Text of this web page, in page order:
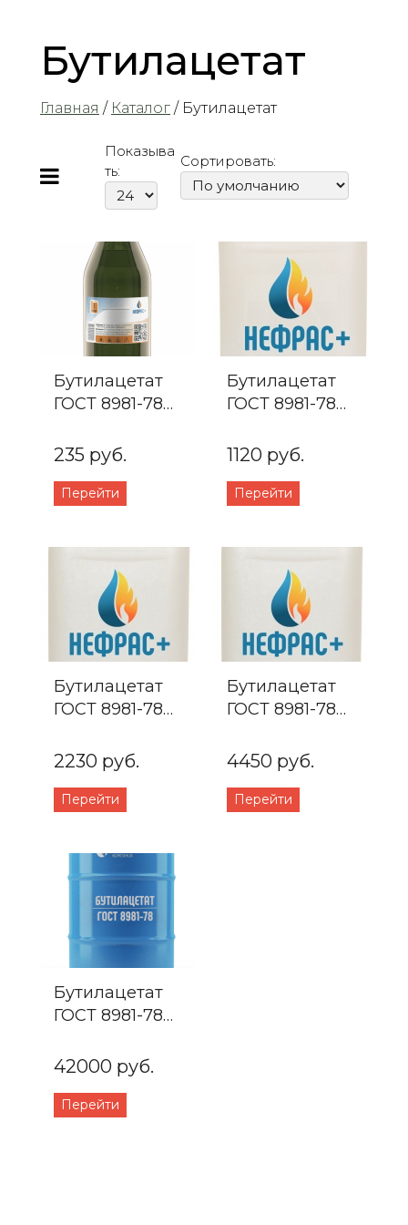
Бутилацетат
Главная / Каталог / Бутилацетат
Показыва
ть:
Сортировать:
Бутилацетат
ГОСТ 8981-78
235 руб.
Перейти
Бутилацетат
ГОСТ 8981-78
1120 руб.
Перейти
Бутилацетат
ГОСТ 8981-78
2230 руб.
Перейти
Бутилацетат
ГОСТ 8981-78
4450 руб.
Перейти
Бутилацетат
ГОСТ 8981-78
42000 руб.
Перейти